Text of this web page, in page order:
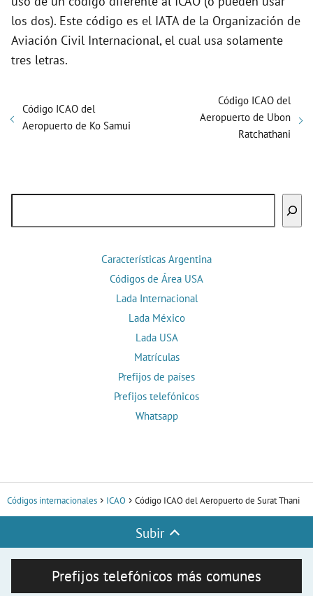
los dos). Este código es el IATA de la Organización de
Aviación Civil Internacional, el cual usa solamente
tres letras.
Código ICAO del
Aeropuerto de Ko Samui
Código ICAO del
Aeropuerto de Ubon
Ratchathani
Características Argentina
Códigos de Área USA
Lada Internacional
Lada México
Lada USA
Matrículas
Prefijos de países
Prefijos telefónicos
Whatsapp
Códigos internacionales ICAO Código ICAO del Aeropuerto de Surat Thani
Subir
Prefijos telefónicos más comunes